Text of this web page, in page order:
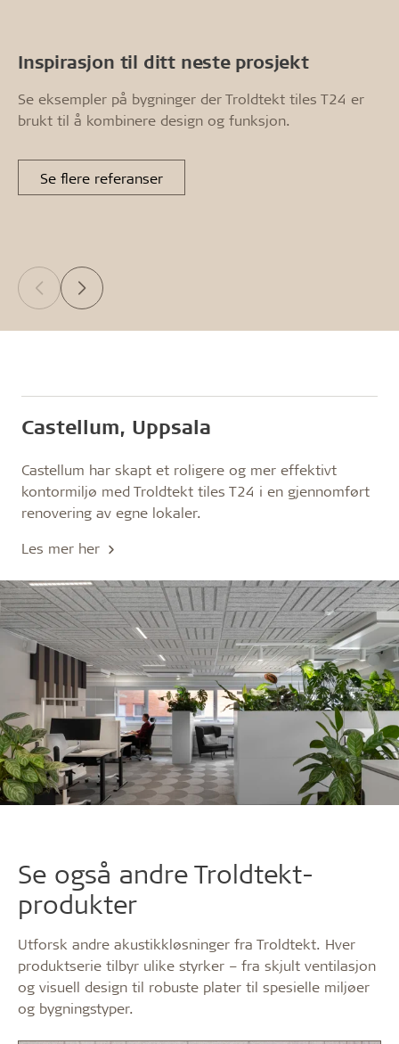
Inspirasjon til ditt neste prosjekt
Se eksempler på bygninger der Troldtekt tiles T24 er
brukt til å kombinere design og funksjon.
Se flere referanser
Castellum, Uppsala
Castellum har skapt et roligere og mer effektivt
kontormiljø med Troldtekt tiles T24 i en gjennomført
renovering av egne lokaler.
Les mer her
Se også andre Troldtekt-
produkter
Utforsk andre akustikkløsninger fra Troldtekt. Hver
produktserie tilbyr ulike styrker – fra skjult ventilasjon
og visuell design til robuste plater til spesielle miljøer
og bygningstyper.